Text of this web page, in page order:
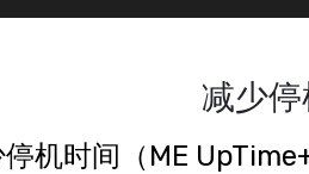
减少
机时间（ME